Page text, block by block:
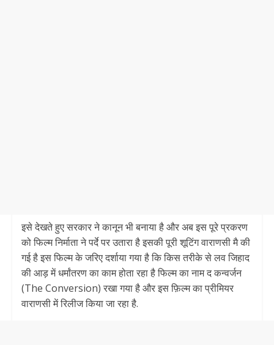
इसे देखते हुए सरकार ने कानून भी बनाया है और अब इस पूरे प्रकरण
को फिल्म निर्माता ने पर्दे पर उतारा है इसकी पूरी शूटिंग वाराणसी मै की
गई है इस फिल्म के जरिए दर्शाया गया है कि किस तरीके से लव जिहाद
की आड़ में धर्मांतरण का काम होता रहा है फिल्म का नाम द कन्वर्जन
(The Conversion) रखा गया है और इस फ़िल्म का प्रीमियर
वाराणसी में रिलीज किया जा रहा है.